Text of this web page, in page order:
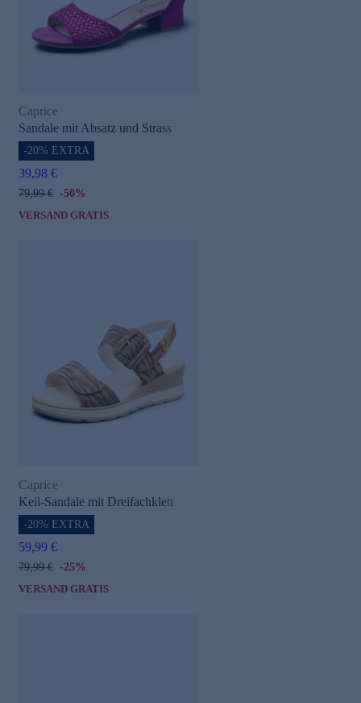
Caprice
Sandale mit Absatz und Strass
-20% EXTRA
39,98 €
79,99 € -50%
VERSAND GRATIS
Caprice
Keil-Sandale mit Dreifachklett
-20% EXTRA
59,99 €
79,99 € -25%
VERSAND GRATIS